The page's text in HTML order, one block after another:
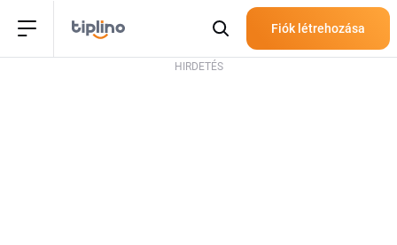
Fiók létrehozása
HIRDETÉS